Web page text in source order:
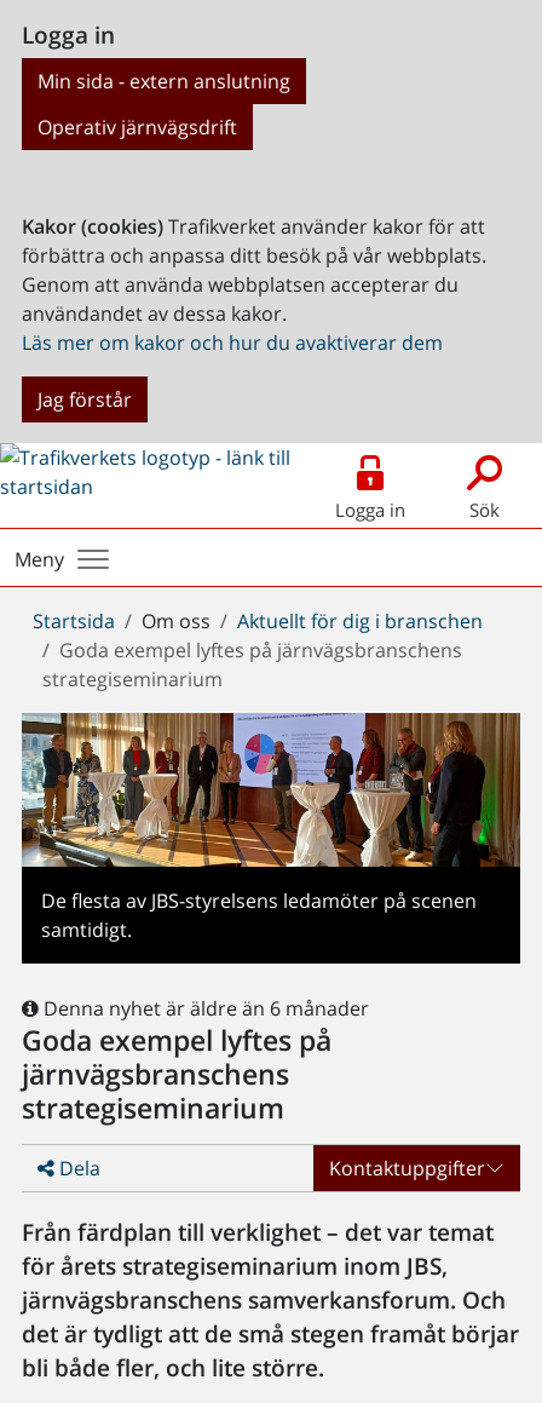
Logga in
Min sida - extern anslutning
Operativ järnvägsdrift
Kakor (cookies)Trafikverket använder kakor för att
förbättra och anpassa ditt besök på vår webbplats.
Genom att använda webbplatsen accepterar du
användandet av dessa kakor.
Läs mer om kakor och hur du avaktiverar dem
Jag förstår
Logga in Sök
Meny
Du
är
här:
Startsida Om oss
Aktuellt för dig i branschen
Goda exempel lyftes på järnvägsbranschens
strategiseminarium
De flesta av JBS-styrelsens ledamöter på scenen
samtidigt.
Denna nyhet är äldre än 6 månader
Goda exempel lyftes på
järnvägsbranschens
strategiseminarium
Dela Kontaktuppgifter
Från färdplan till verklighet – det var temat
för årets strategiseminarium inom JBS,
järnvägsbranschens samverkansforum. Och
det är tydligt att de små stegen framåt börjar
bli både fler, och lite större.